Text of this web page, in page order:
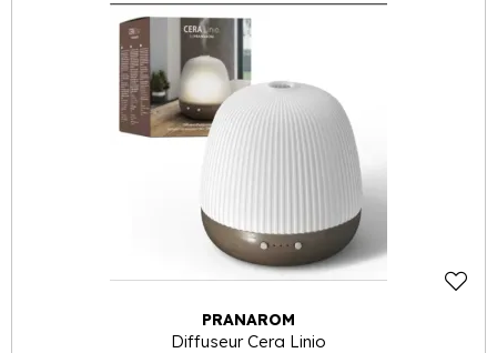
PRANAROM
Diffuseur Cera Linio